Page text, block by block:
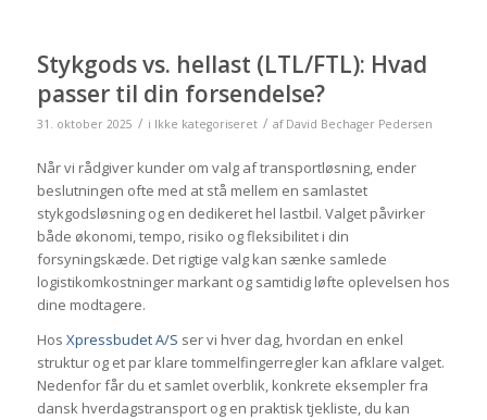
Stykgods vs. hellast (LTL/FTL): Hvad
passer til din forsendelse?
31. oktober 2025 / i Ikke kategoriseret / af David Bechager Pedersen
Når vi rådgiver kunder om valg af transportløsning, ender
beslutningen ofte med at stå mellem en samlastet
stykgodsløsning og en dedikeret hel lastbil. Valget påvirker
både økonomi, tempo, risiko og fleksibilitet i din
forsyningskæde. Det rigtige valg kan sænke samlede
logistikomkostninger markant og samtidig løfte oplevelsen hos
dine modtagere.
Hos Xpressbudet A/S ser vi hver dag, hvordan en enkel
struktur og et par klare tommelfingerregler kan afklare valget.
Nedenfor får du et samlet overblik, konkrete eksempler fra
dansk hverdagstransport og en praktisk tjekliste, du kan